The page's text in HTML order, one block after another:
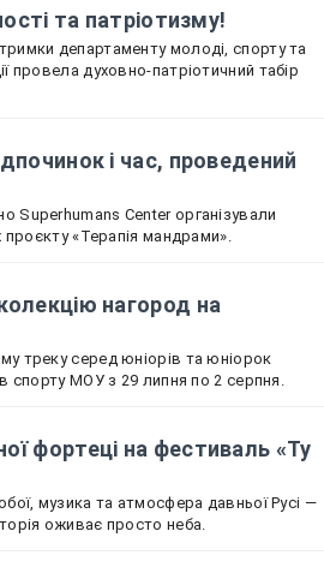
та патріотизму!
департаменту молоді, спорту та
провела духовно-патріотичний табір
і час, проведений
Superhumans Center організували
проєкту «Терапія мандрами».
нагород на
треку серед юніорів та юніорок
спорту МОУ з 29 липня по 2 серпня.
фортеці на фестиваль «Ту
музика та атмосфера давньої Русі —
оживає просто неба.